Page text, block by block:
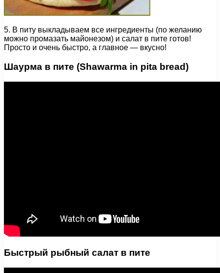
5. В питу выкладываем все ингредиенты (по желанию
можно промазать майонезом) и салат в пите готов!
Просто и очень быстро, а главное — вкусно!
Шаурма в пите (Shawarma in pita bread)
Быстрый рыбный салат в пите